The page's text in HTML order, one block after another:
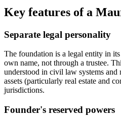
Key features of a
Separate legal personality
The foundation is a legal entity in
own name, not through a trustee.
understood in civil law systems
assets (particularly real estate and
jurisdictions.
Founder's reserved powers